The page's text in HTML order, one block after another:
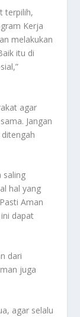
terpilih,
Kerja
melakukan
itu di
agar
Jangan
saling
hal yang
Aman
dapat
dari
juga
agar selalu